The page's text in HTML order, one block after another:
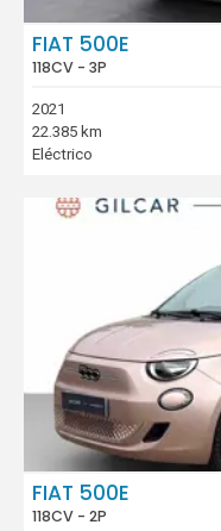
FIAT 500E
118CV - 3P
2021
22.385 km
Eléctrico
FIAT 500E
118CV - 2P